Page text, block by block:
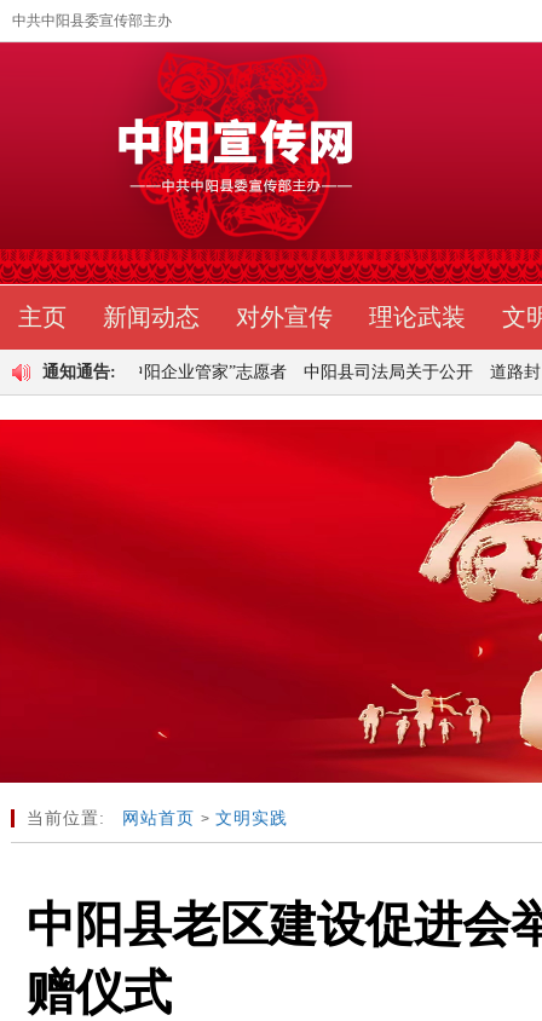
中共中阳县委宣传部主办
主页 新闻动态 对外宣传 理论武装 文
通知通告:
筑 “中阳企业管家”志愿者 中阳县司法局关于公开 道路封闭通告
当前位置: 网站首页 > 文明实践
中阳县老区建设促进会
赠仪式